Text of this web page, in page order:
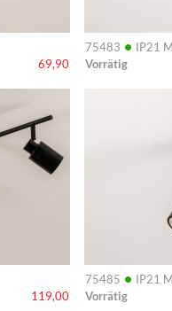
69,90
75483 • IP21
Vorrätig
119,00
75485 • IP21
Vorrätig